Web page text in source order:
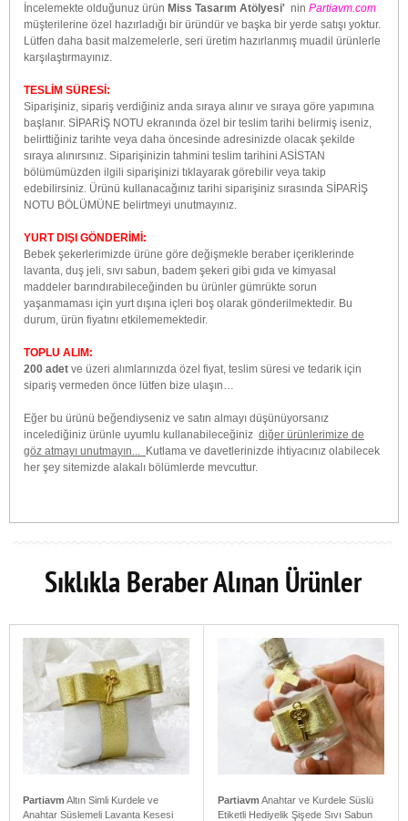
İncelemekte olduğunuz ürün Miss Tasarım Atölyesi' nin Partiavm.com
müşterilerine özel hazırladığı bir üründür ve başka bir yerde satışı yoktur.
Lütfen daha basit malzemelerle, seri üretim hazırlanmış muadil ürünlerle
karşılaştırmayınız.
TESLİM SÜRESİ:
Siparişiniz, sipariş verdiğiniz anda sıraya alınır ve sıraya göre yapımına
başlanır. SİPARİŞ NOTU ekranında özel bir teslim tarihi belirmiş iseniz,
belirttiğiniz tarihte veya daha öncesinde adresinizde olacak şekilde
sıraya alınırsınız. Siparişinizin tahmini teslim tarihini ASİSTAN
bölümümüzden ilgili siparişinizi tıklayarak görebilir veya takip
edebilirsiniz. Ürünü kullanacağınız tarihi siparişiniz sırasında SİPARİŞ
NOTU BÖLÜMÜNE belirtmeyi unutmayınız.
YURT DIŞI GÖNDERİMİ:
Bebek şekerlerimizde ürüne göre değişmekle beraber içeriklerinde
lavanta, duş jeli, sıvı sabun, badem şekeri gibi gıda ve kimyasal
maddeler barındırabileceğinden bu ürünler gümrükte sorun
yaşanmaması için yurt dışına içleri boş olarak gönderilmektedir. Bu
durum, ürün fiyatını etkilememektedir.
TOPLU ALIM:
200 adet ve üzeri alımlarınızda özel fiyat, teslim süresi ve tedarik için
sipariş vermeden önce lütfen bize ulaşın…
Eğer bu ürünü beğendiyseniz ve satın almayı düşünüyorsanız
incelediğiniz ürünle uyumlu kullanabileceğiniz diğer ürünlerimize de
göz atmayı unutmayın... Kutlama ve davetlerinizde ihtiyacınız olabilecek
her şey sitemizde alakalı bölümlerde mevcuttur.
Sıklıkla Beraber Alınan Ürünler
Partiavm Altın Simli Kurdele ve
Anahtar Süslemeli Lavanta Kesesi
Partiavm Anahtar ve Kurdele Süslü
Etiketli Hediyelik Şişede Sıvı Sabun